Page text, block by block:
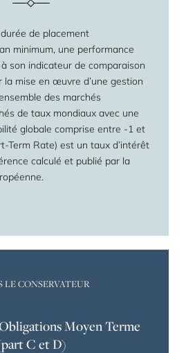
de placement
minimum, une performance
son indicateur de comparaison
la mise en œuvre d’une gestion
des marchés
de taux mondiaux avec une
globale comprise entre -1 et
Term Rate) est un taux d’intérêt
calculé et publié par la
LE CONSERVATEUR
Moyen Terme
C et D)